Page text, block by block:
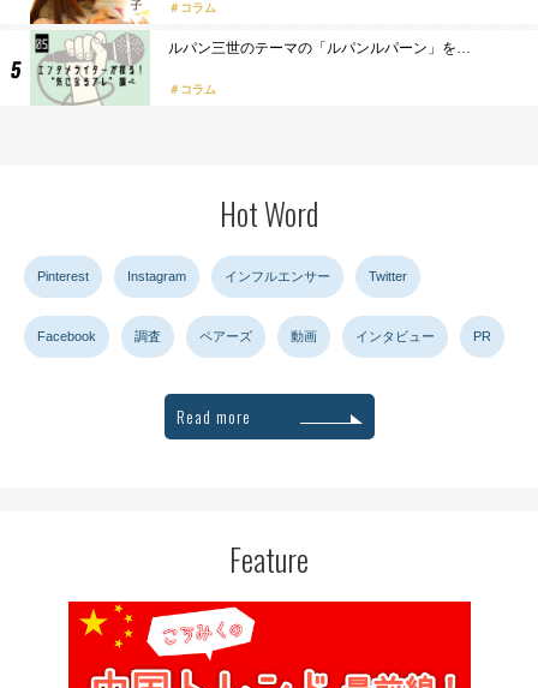
コラム
ルパン三世のテーマの「ルパンルパーン」を…
コラム
Hot Word
Pinterest Instagram インフルエンサー Twitter
Facebook 調査 ペアーズ 動画 インタビュー PR
Read more
Feature